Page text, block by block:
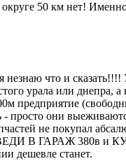
50 км нет!
что и сказать!!!!
урала или
предприятие
- просто они
не покупал
В ГАРАЖ 380в и
дешевле станет.